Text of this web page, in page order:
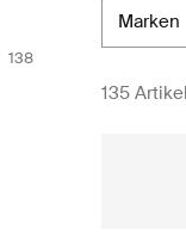
138
marken
135 Artikel